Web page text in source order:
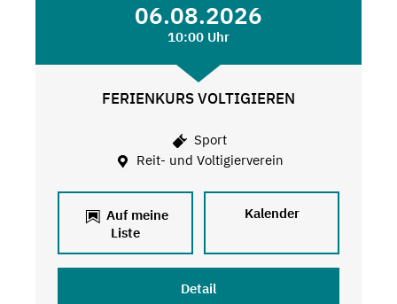
06.08.2026
10:00 Uhr
FERIENKURS VOLTIGIEREN
Sport
Reit- und Voltigierverein
Auf meine
Liste
Kalender
Detail